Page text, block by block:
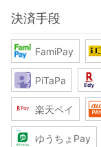
決済手段
FamiPay
PiTaPa
楽天ペイ
ゆうちょPay